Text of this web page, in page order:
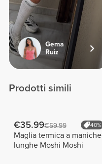
Gema
Ruiz
Prodotti simili
€35.99€59.99 40%
Maglia termica a maniche
lunghe Moshi Moshi